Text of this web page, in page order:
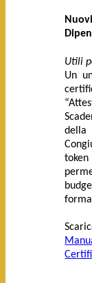
Utili
Un